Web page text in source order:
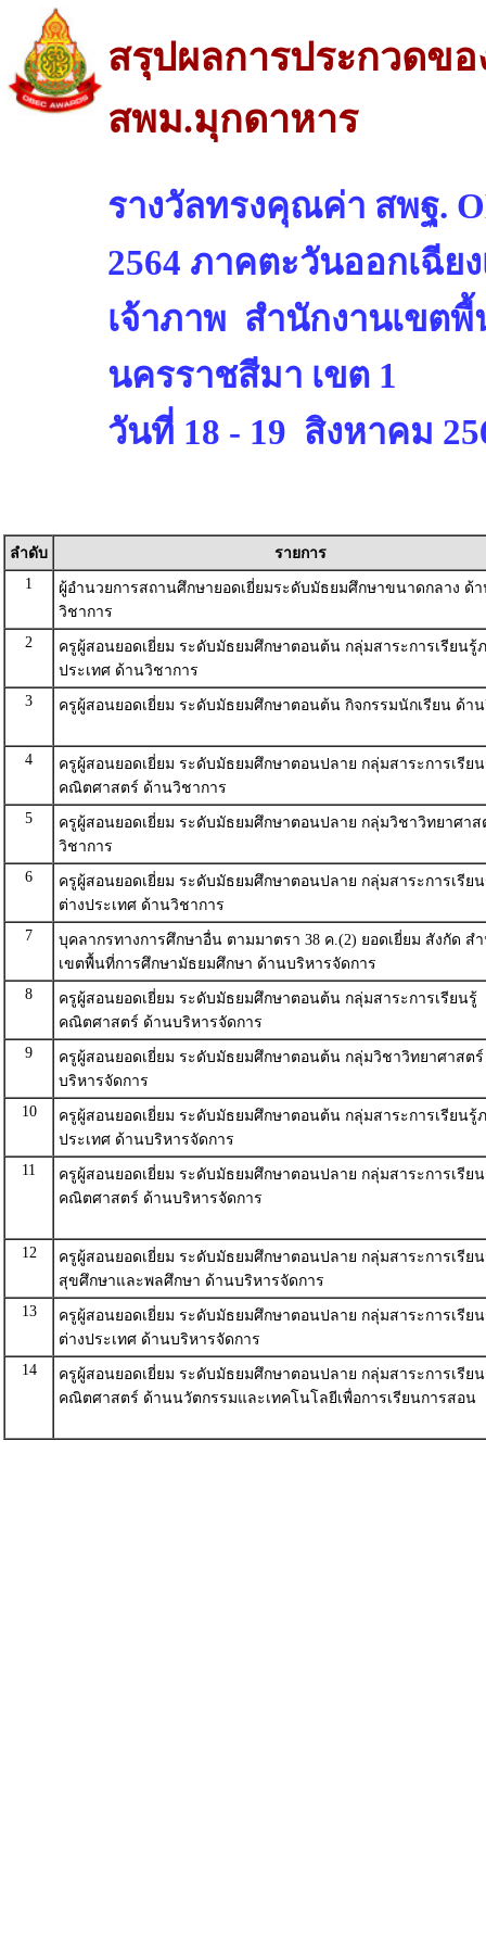
สรุปผลการประกวดข
สพม.มุกดาหาร
รางวัลทรงคุณค่า สพฐ.
2564 ภาคตะวันออกเฉี
เจ้าภาพ สำนักงานเขต
นครราชสีมา เขต 1
วันที่ 18 - 19 สิงหาคม
ลำดับ
รายการ
1
ผู้อำนวยการสถานศึกษายอดเยี่ยมระดับมัธยมศึกษาขนาดกลาง ด้
วิชาการ
2
ครูผู้สอนยอดเยี่ยม ระดับมัธยมศึกษาตอนต้น กลุ่มสาระการเรียนรู้
ประเทศ ด้านวิชาการ
3
ครูผู้สอนยอดเยี่ยม ระดับมัธยมศึกษาตอนต้น กิจกรรมนักเรียน ด้า
4
ครูผู้สอนยอดเยี่ยม ระดับมัธยมศึกษาตอนปลาย กลุ่มสาระการเรีย
คณิตศาสตร์ ด้านวิชาการ
5
ครูผู้สอนยอดเยี่ยม ระดับมัธยมศึกษาตอนปลาย กลุ่มวิชาวิทยาศา
วิชาการ
6
ครูผู้สอนยอดเยี่ยม ระดับมัธยมศึกษาตอนปลาย กลุ่มสาระการเรีย
ต่างประเทศ ด้านวิชาการ
7
บุคลากรทางการศึกษาอื่น ตามมาตรา 38 ค.(2) ยอดเยี่ยม สังกัด ส
เขตพื้นที่การศึกษามัธยมศึกษา ด้านบริหารจัดการ
8
ครูผู้สอนยอดเยี่ยม ระดับมัธยมศึกษาตอนต้น กลุ่มสาระการเรียนรู้
คณิตศาสตร์ ด้านบริหารจัดการ
9
ครูผู้สอนยอดเยี่ยม ระดับมัธยมศึกษาตอนต้น กลุ่มวิชาวิทยาศาสต
บริหารจัดการ
10
ครูผู้สอนยอดเยี่ยม ระดับมัธยมศึกษาตอนต้น กลุ่มสาระการเรียนรู้
ประเทศ ด้านบริหารจัดการ
11
ครูผู้สอนยอดเยี่ยม ระดับมัธยมศึกษาตอนปลาย กลุ่มสาระการเรีย
คณิตศาสตร์ ด้านบริหารจัดการ
12
ครูผู้สอนยอดเยี่ยม ระดับมัธยมศึกษาตอนปลาย กลุ่มสาระการเรีย
สุขศึกษาและพลศึกษา ด้านบริหารจัดการ
13
ครูผู้สอนยอดเยี่ยม ระดับมัธยมศึกษาตอนปลาย กลุ่มสาระการเรีย
ต่างประเทศ ด้านบริหารจัดการ
14
ครูผู้สอนยอดเยี่ยม ระดับมัธยมศึกษาตอนปลาย กลุ่มสาระการเรีย
คณิตศาสตร์ ด้านนวัตกรรมและเทคโนโลยีเพื่อการเรียนการสอน